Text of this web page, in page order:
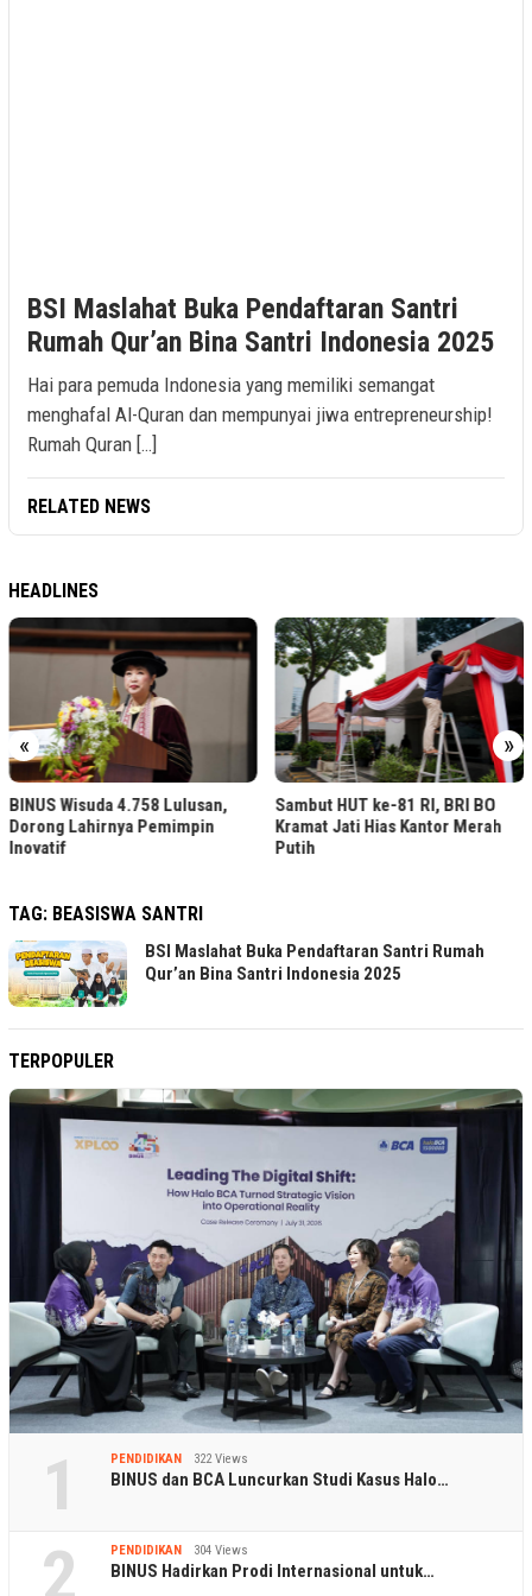
BSI Maslahat Buka Pendaftaran Santri
Rumah Qur’an Bina Santri Indonesia 2025
Hai para pemuda Indonesia yang memiliki semangat
menghafal Al-Quran dan mempunyai jiwa entrepreneurship!
Rumah Quran […]
RELATED NEWS
HEADLINES
« »
BINUS Wisuda 4.758 Lulusan,
Dorong Lahirnya Pemimpin
Inovatif
Sambut HUT ke-81 RI, BRI BO
Kramat Jati Hias Kantor Merah
Putih
TAG: BEASISWA SANTRI
BSI Maslahat Buka Pendaftaran Santri Rumah
Qur’an Bina Santri Indonesia 2025
TERPOPULER
1 PENDIDIKAN 322 Views
BINUS dan BCA Luncurkan Studi Kasus Halo…
2 PENDIDIKAN 304 Views
BINUS Hadirkan Prodi Internasional untuk…